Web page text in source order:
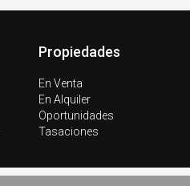
Propiedades
En Venta
En Alquiler
Oportunidades
Tasaciones